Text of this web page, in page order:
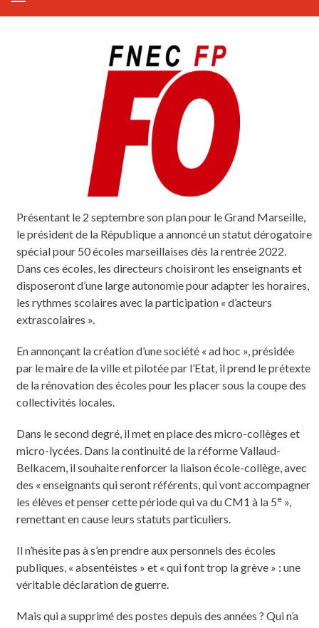
Présentant le 2 septembre son plan pour le Grand Marseille,
le président de la République a annoncé un statut dérogatoire
spécial pour 50 écoles marseillaises dès la rentrée 2022.
Dans ces écoles, les directeurs choisiront les enseignants et
disposeront d’une large autonomie pour adapter les horaires,
les rythmes scolaires avec la participation « d’acteurs
extrascolaires ».
En annonçant la création d’une société « ad hoc », présidée
par le maire de la ville et pilotée par l’Etat, il prend le prétexte
de la rénovation des écoles pour les placer sous la coupe des
collectivités locales.
Dans le second degré, il met en place des micro-collèges et
micro-lycées. Dans la continuité de la réforme Vallaud-
Belkacem, il souhaite renforcer la liaison école-collège, avec
des « enseignants qui seront référents, qui vont accompagner
les élèves et penser cette période qui va du CM1 à la 5e»,
remettant en cause leurs statuts particuliers.
Il n’hésite pas à s’en prendre aux personnels des écoles
publiques, « absentéistes » et « qui font trop la grève » : une
véritable déclaration de guerre.
Mais qui a supprimé des postes depuis des années ? Qui n’a